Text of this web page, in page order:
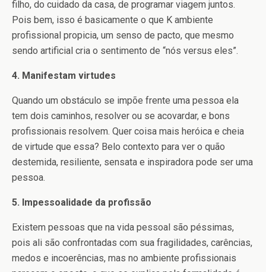
filho, do cuidado da casa, de programar viagem juntos.
Pois bem, isso é basicamente o que K ambiente
profissional propicia, um senso de pacto, que mesmo
sendo artificial cria o sentimento de “nós versus eles”.
4. Manifestam virtudes
Quando um obstáculo se impõe frente uma pessoa ela
tem dois caminhos, resolver ou se acovardar, e bons
profissionais resolvem. Quer coisa mais heróica e cheia
de virtude que essa? Belo contexto para ver o quão
destemida, resiliente, sensata e inspiradora pode ser uma
pessoa.
5. Impessoalidade da profissão
Existem pessoas que na vida pessoal são péssimas,
pois ali são confrontadas com sua fragilidades, carências,
medos e incoerências, mas no ambiente profissionais